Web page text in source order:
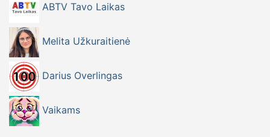
ABTV Tavo Laikas
Melita Užkuraitienė
Darius Overlingas
Vaikams